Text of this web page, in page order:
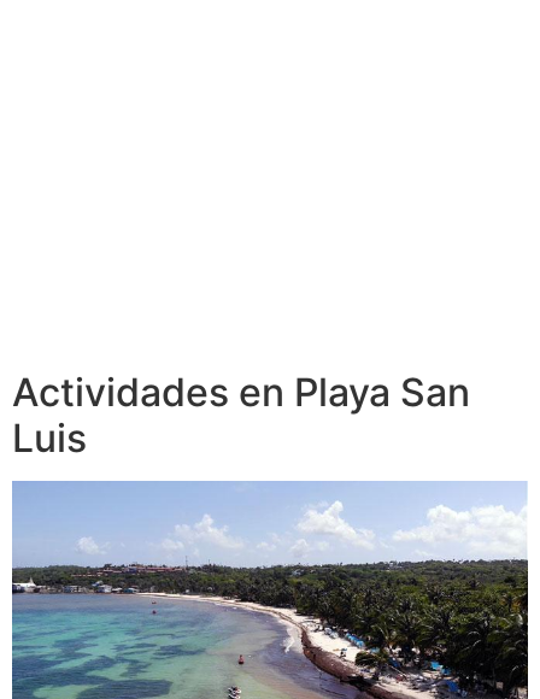
Actividades en Playa San
Luis